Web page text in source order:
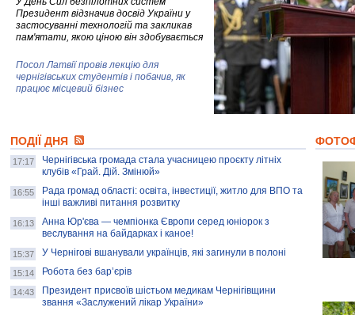
Президент відзначив досвід України у
застосуванні технологій та закликав
пам'ятати, якою ціною він здобувається
Посол Латвії провів лекцію для
чернігівських студентів і побачив, як
працює місцевий бізнес
колекцію про війну, емоції та тварин
AB InBev Efes Україна підтримала
навчальний проєкт "Молодіжна бізнес-
школа", спрямований на розвиток
підприємництва у Чернігівській області
Золота тварина: видання Forbes
написало про чернігівця Патрона: хто і
скільки на ньому заробляє? І куди
витрачають?
ПОДІЇ ДНЯ
17:17
Чернігівська громада стала учасницею проєкту літніх
клубів «Грай. Дій. Змінюй»
16:55
Рада громад області: освіта, інвестиції, житло для ВПО та
інші важливі питання розвитку
16:13
Анна Юр'єва — чемпіонка Європи серед юніорок з
веслування на байдарках і каное!
15:37 У Чернігові вшанували українців, які загинули в полоні
15:14 Робота без бар’єрів
14:43
Президент присвоїв шістьом медикам Чернігівщини
звання «Заслужений лікар України»